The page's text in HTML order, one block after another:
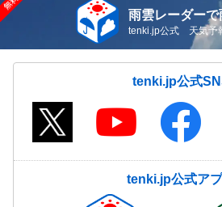
雨雲レーダーで
tenki.jp公式 天気予
tenki.jp公式
tenki.jp公式ア